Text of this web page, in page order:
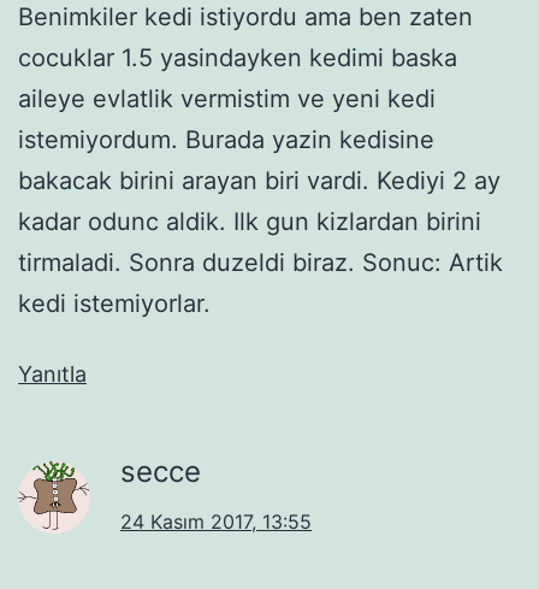
Benimkiler kedi istiyordu ama ben zaten
cocuklar 1.5 yasindayken kedimi baska
aileye evlatlik vermistim ve yeni kedi
istemiyordum. Burada yazin kedisine
bakacak birini arayan biri vardi. Kediyi 2 ay
kadar odunc aldik. Ilk gun kizlardan birini
tirmaladi. Sonra duzeldi biraz. Sonuc: Artik
kedi istemiyorlar.
Yanıtla
secce
24 Kasım 2017, 13:55